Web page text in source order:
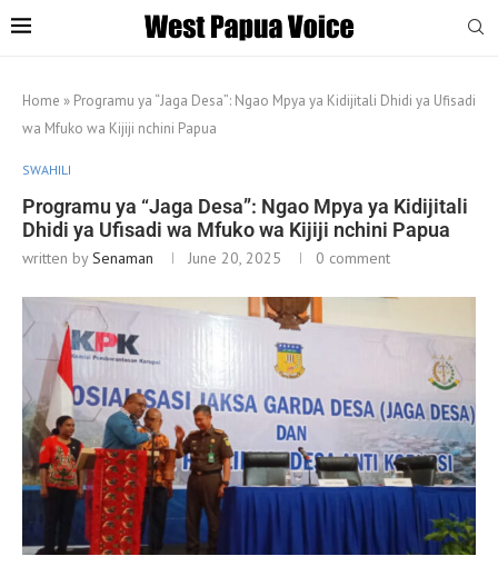
Home » Programu ya “Jaga Desa”: Ngao Mpya ya Kidijitali Dhidi ya Ufisadi
wa Mfuko wa Kijiji nchini Papua
SWAHILI
Programu ya “Jaga Desa”: Ngao Mpya ya Kidijitali
Dhidi ya Ufisadi wa Mfuko wa Kijiji nchini Papua
written bySenaman June 20, 2025 0 comment